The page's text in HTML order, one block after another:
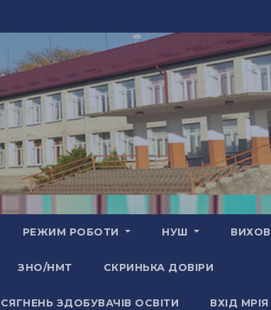
РЕЖИМ РОБОТИ НУШ
ЗНО/НМТ СКРИНЬКА ДОВІРИ
ЗДОБУВАЧІВ ОСВІТИ ВХІД МРІЯ